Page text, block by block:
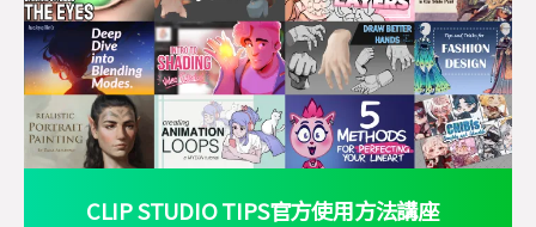
CLIP STUDIO TIPS官方使用方法講座